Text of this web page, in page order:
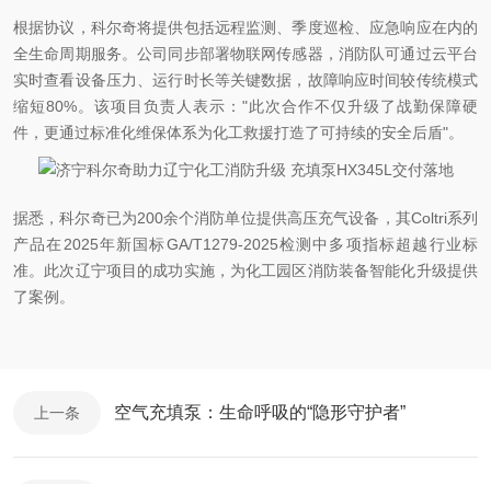
根据协议，科尔奇将提供包括远程监测、季度巡检、应急响应在内的
全生命周期服务。公司同步部署物联网传感器，消防队可通过云平台
实时查看设备压力、运行时长等关键数据，故障响应时间较传统模式
缩短80%。该项目负责人表示："此次合作不仅升级了战勤保障硬
件，更通过标准化维保体系为化工救援打造了可持续的安全后盾"。
据悉，科尔奇已为200余个消防单位提供高压充气设备，其Coltri系列
产品在2025年新国标GA/T1279-2025检测中多项指标超越行业标
准。此次辽宁项目的成功实施，为化工园区消防装备智能化升级提供
了案例。
上一条 空气充填泵：生命呼吸的“隐形守护者”